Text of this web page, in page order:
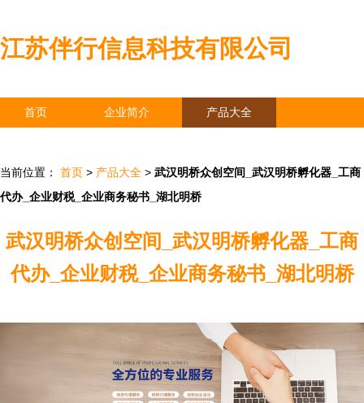
江苏伴行信息科技有限公司
首页 企业简介 产品大全
当前位置： 首页 > 产品大全 > 武汉明桥众创空间_武汉明桥孵化器_工商
代办_企业财税_企业商务秘书_湖北明桥
武汉明桥众创空间_武汉明桥孵化器_工商
代办_企业财税_企业商务秘书_湖北明桥